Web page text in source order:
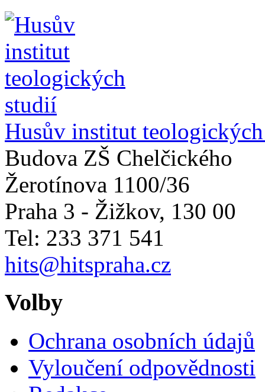
Husův institut
Budova ZŠ Chelčického
Žerotínova 1100/36
Praha 3 - Žižkov, 130 00
Tel: 233 371 541
hits@hitspraha.cz
Volby
Ochrana osobních údajů
Vyloučení odpovědnosti